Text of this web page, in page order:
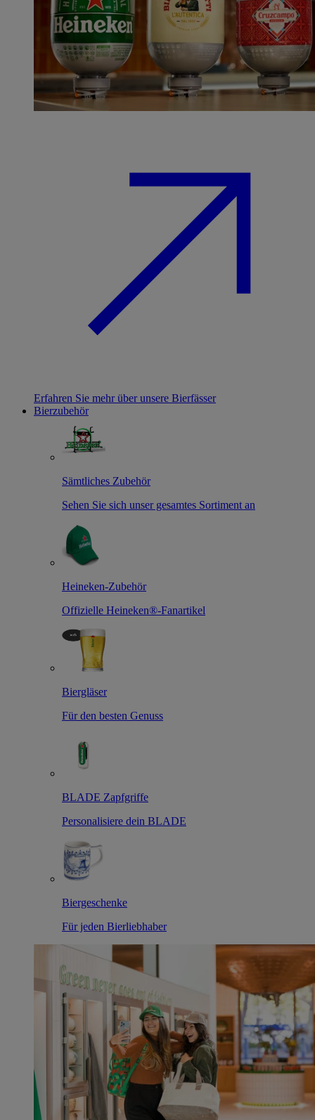
Erfahren Sie mehr über unsere Bierfässer
Bierzubehör
Sämtliches Zubehör
Sehen Sie sich unser gesamtes Sortiment an
Heineken-Zubehör
Offizielle Heineken®-Fanartikel
Biergläser
Für den besten Genuss
BLADE Zapfgriffe
Personalisiere dein BLADE
Biergeschenke
Für jeden Bierliebhaber